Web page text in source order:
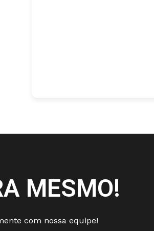
MESMO!
com nossa equipe!